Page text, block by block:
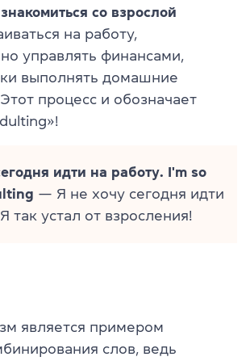
знакомиться со взрослой
на работу,
управлять финансами,
выполнять домашние
процесс и обозначает
идти на работу. I'm so
— Я не хочу сегодня идти
так устал от взросления!
является примером
слов, ведь